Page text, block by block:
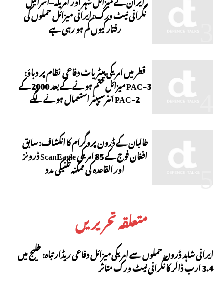
نگرانی نیٹ ورک: ایرانی میزائل حملوں کی
رفتار کیوں کم ہو رہی ہے
قطر میں امریکی پیٹریاٹ دفاعی نظام پر دباؤ:
PAC-3 میزائل ختم ہونے کے بعد 2000 کے
PAC-2 انٹرسیپٹر استعمال ہونے لگے
طالبان کے ڈرون پروگرام کا انکشاف: سابق
افغان فوج کے 85 امریکی ScanEagle ڈرونز
اور القاعدہ کی ممکنہ تکنیکی مدد
متعلقہ تحریریں
ایرانی شاہد ڈرون حملوں سے امریکی میزائل دفاعی ریڈار تباہ: خلیج میں
3.4 ارب ڈالر کا نگرانی نیٹ ورک متاثر